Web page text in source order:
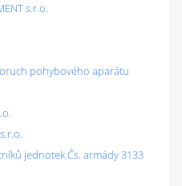
s.r.o.
pohybového aparátu
jednotek Čs. armády 3133